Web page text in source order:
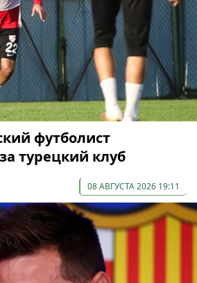
футболист
турецкий клуб
08 АВГУСТА 2026 19:11